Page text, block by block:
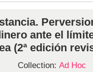
ante el
(2ª edición
Collection: Ad Hoc